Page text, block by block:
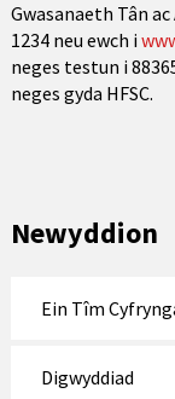
Gwasanaeth Tân
1234 neu ewch i
neges testun i
neges gyda HFSC.
Newyddion
Ein Tîm
Digwyddiad